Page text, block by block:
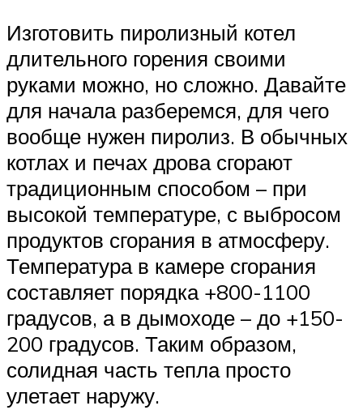
Изготовить пиролизный котел
длительного горения своими
руками можно, но сложно. Давайте
для начала разберемся, для чего
вообще нужен пиролиз. В обычных
котлах и печах дрова сгорают
традиционным способом – при
высокой температуре, с выбросом
продуктов сгорания в атмосферу.
Температура в камере сгорания
составляет порядка +800-1100
градусов, а в дымоходе – до +150-
200 градусов. Таким образом,
солидная часть тепла просто
улетает наружу.